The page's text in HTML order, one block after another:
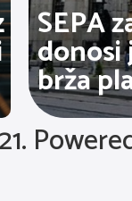
SEPA
donosi
brža